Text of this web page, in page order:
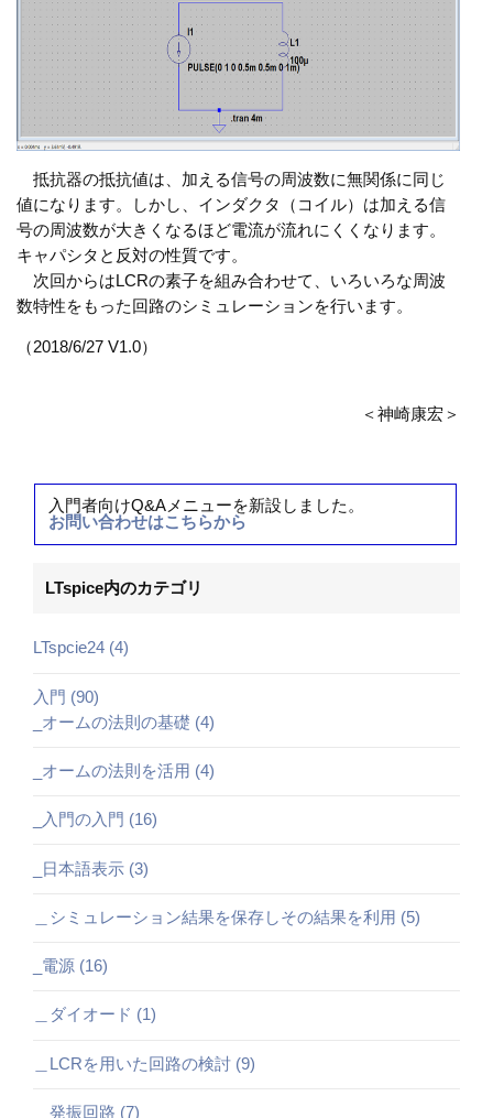
抵抗器の抵抗値は、加える信号の周波数に無関係に同じ
値になります。しかし、インダクタ（コイル）は加える信
号の周波数が大きくなるほど電流が流れにくくなります。
キャパシタと反対の性質です。
次回からはLCRの素子を組み合わせて、いろいろな周波
数特性をもった回路のシミュレーションを行います。
（2018/6/27 V1.0）
＜神崎康宏＞
入門者向けQ&Aメニューを新設しました。
お問い合わせはこちらから
LTspice内のカテゴリ
LTspcie24 (4)
入門 (90)
_オームの法則の基礎 (4)
_オームの法則を活用 (4)
_入門の入門 (16)
_日本語表示 (3)
＿シミュレーション結果を保存しその結果を利用 (5)
_電源 (16)
＿ダイオード (1)
＿LCRを用いた回路の検討 (9)
＿発振回路 (7)